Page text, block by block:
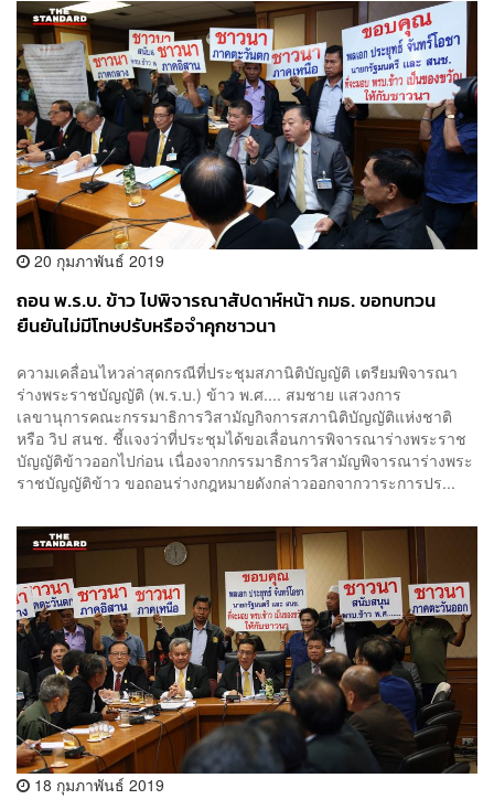
20 กุมภาพันธ์ 2019
ถอน พ.ร.บ. ข้าว ไปพิจารณาสัปดาห์หน้า กมธ. ขอทบทวน
ยืนยันไม่มีโทษปรับหรือจำคุกชาวนา
ความเคลื่อนไหวล่าสุดกรณีที่ประชุมสภานิติบัญญัติ เตรียมพิจารณา
ร่างพระราชบัญญัติ (พ.ร.บ.) ข้าว พ.ศ.... สมชาย แสวงการ
เลขานุการคณะกรรมาธิการวิสามัญกิจการสภานิติบัญญัติแห่งชาติ
หรือ วิป สนช. ชี้แจงว่าที่ประชุมได้ขอเลื่อนการพิจารณาร่างพระราช
บัญญัติข้าวออกไปก่อน เนื่องจากกรรมาธิการวิสามัญพิจารณาร่างพระ
ราชบัญญัติข้าว ขอถอนร่างกฎหมายดังกล่าวออกจากวาระการปร...
18 กุมภาพันธ์ 2019